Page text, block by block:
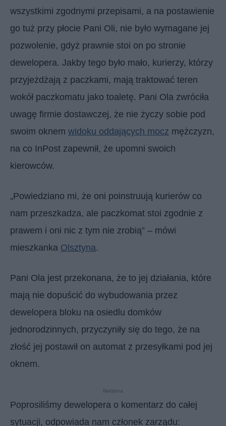
wszystkimi zgodnymi przepisami, a na postawienie
go tuż przy płocie Pani Oli, nie było wymagane jej
pozwolenie, gdyż prawnie stoi on po stronie
dewelopera. Jakby tego było mało, kurierzy, którzy
przyjeżdżają z paczkami, mają traktować teren
wokół paczkomatu jako toaletę. Pani Ola zwróciła
uwagę firmie dostawczej, że nie życzy sobie pod
swoim oknem widoku oddających mocz mężczyzn,
na co InPost zapewnił, że upomni swoich
kierowców.
„Powiedziano mi, że oni poinstruują kurierów co
nam przeszkadza, ale paczkomat stoi zgodnie z
prawem i oni nic z tym nie zrobią” – mówi
mieszkanka Olsztyna.
Pani Ola jest przekonana, że to jej działania, które
mają nie dopuścić do wybudowania przez
dewelopera bloku na osiedlu domków
jednorodzinnych, przyczyniły się do tego, że na
złość jej postawił on automat z przesyłkami pod jej
oknem.
Reklama
Poprosiliśmy dewelopera o komentarz do całej
sytuacji, odpowiada nam członek zarządu: